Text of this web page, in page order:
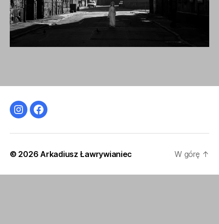
InstagramFacebook
© 2026Arkadiusz Ławrywianiec W górę ↑